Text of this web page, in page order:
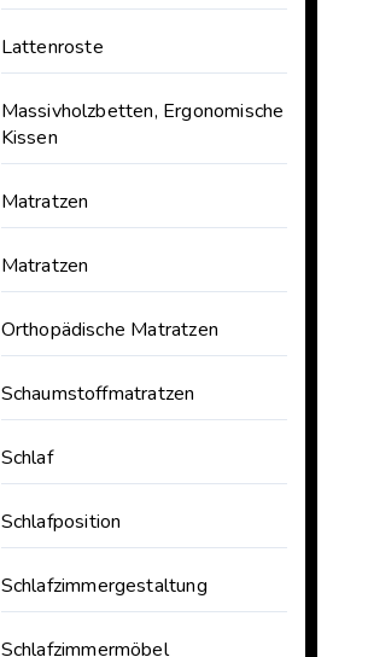
Lattenroste
Massivholzbetten, Ergonomische
Kissen
Matratzen
Matratzen
Orthopädische Matratzen
Schaumstoffmatratzen
Schlaf
Schlafposition
Schlafzimmergestaltung
Schlafzimmermöbel